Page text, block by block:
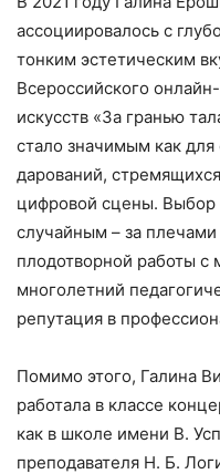
ассоциировалось с
тонким эстетическим
Всероссийского
искусств «За гранью
стало значимым как
дарований,
цифровой сцены. Выбор
случайным – за
плодотворной работы с
многолетний
репутация в
Помимо этого, Галина
работала в классе
как в школе имени В.
преподавателя Н. Б.